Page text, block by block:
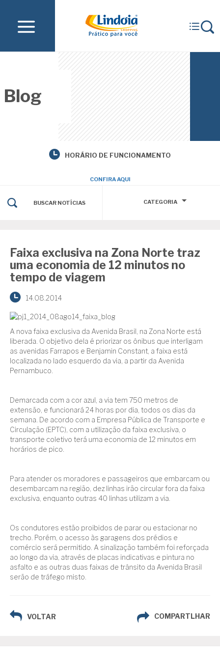
Blog
HORÁRIO DE FUNCIONAMENTO
CONFIRA AQUI
CATEGORIA
Faixa exclusiva na Zona Norte traz
uma economia de 12 minutos no
tempo de viagem
14.08.2014
A nova faixa exclusiva da Avenida Brasil, na Zona Norte está
liberada. O objetivo dela é priorizar os ônibus que interligam
as avenidas Farrapos e Benjamin Constant, a faixa está
localizada no lado esquerdo da via, a partir da Avenida
Pernambuco.
Demarcada com a cor azul, a via tem 750 metros de
extensão, e funcionará 24 horas por dia, todos os dias da
semana. De acordo com a Empresa Pública de Transporte e
Circulação (EPTC), com a utilização da faixa exclusiva, o
transporte coletivo terá uma economia de 12 minutos em
horários de pico.
Para atender os moradores e passageiros que embarcam ou
desembarcam na região, dez linhas irão circular fora da faixa
exclusiva, enquanto outras 40 linhas utilizam a via.
Os condutores estão proibidos de parar ou estacionar no
trecho. Porém, o acesso às garagens dos prédios e
comércio será permitido. A sinalização também foi reforçada
ao longo da via, através de placas indicativas e pintura no
asfalto e as outras duas faixas de trânsito da Avenida Brasil
serão de tráfego misto.
VOLTAR COMPARTLHAR